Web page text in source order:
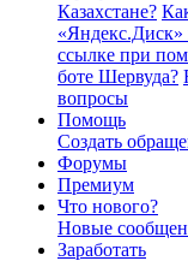
Казахстане?
«Яндекс.Диск»
ссылке при
боте Шервуда?
вопросы
Помощь
Создать
Форумы
Премиум
Что нового?
Новые
Заработать